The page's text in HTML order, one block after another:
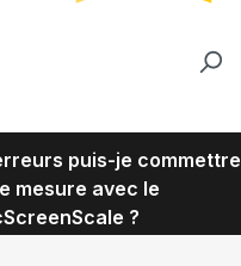
puis-je commettre
mesure avec le
?